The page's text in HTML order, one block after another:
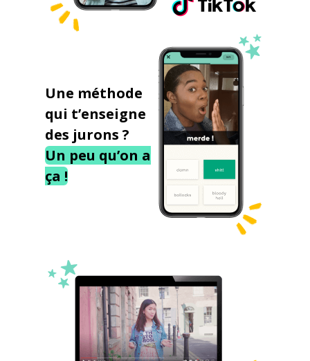
Une méthode
qui t’enseigne
des jurons ?
Un peu qu’on a
ça !